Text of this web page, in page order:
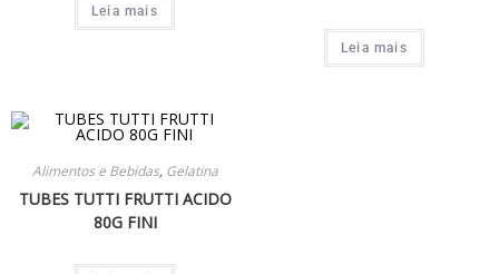
Leia mais
Leia mais
Alimentos e Bebidas, Gelatina
TUBES TUTTI FRUTTI ACIDO
80G FINI